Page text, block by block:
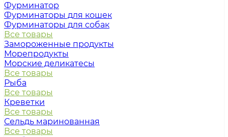
Фурминатор
Фурминаторы для кошек
Фурминаторы для собак
Все товары
Замороженные продукты
Морепродукты
Морские деликатесы
Все товары
Рыба
Все товары
Креветки
Все товары
Сельдь маринованная
Все товары